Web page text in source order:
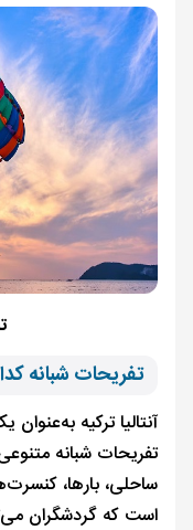
تفریحات شبانه
آنتالیا ترکیه
تفریحات شبانه
ساحلی، بارها،
است که گردشگران